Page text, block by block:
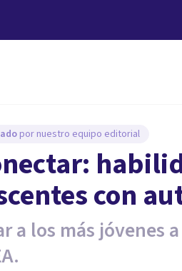
por nuestro equipo editorial
con
a los más jóvenes